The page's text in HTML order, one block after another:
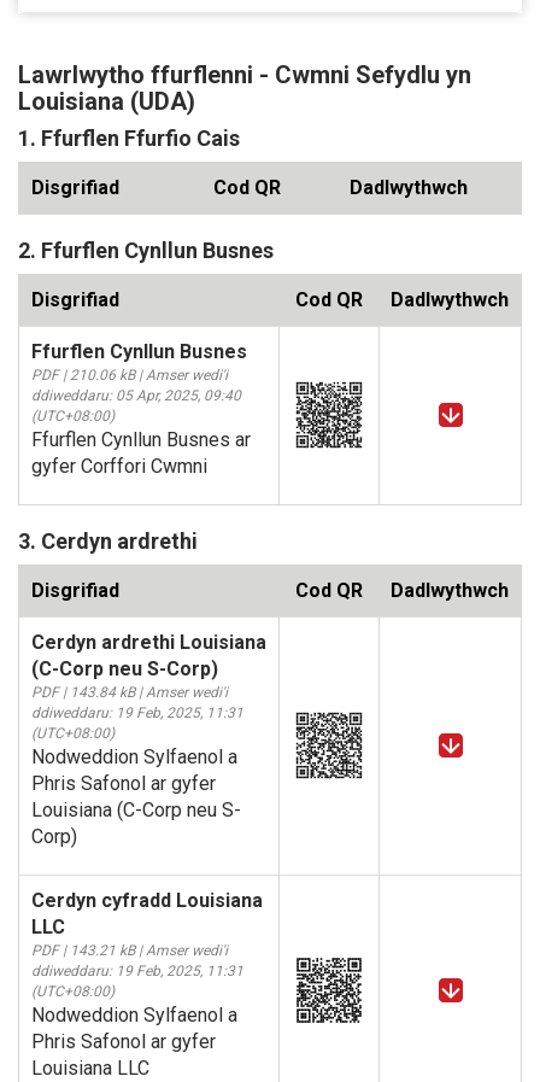
Lawrlwytho ffurflenni - Cwmni Sefydlu yn
Louisiana (UDA)
1. Ffurflen Ffurfio Cais
Disgrifiad Cod QR Dadlwythwch
2. Ffurflen Cynllun Busnes
Disgrifiad Cod QR Dadlwythwch
Ffurflen Cynllun Busnes
PDF | 210.06 kB | Amser wedi'i
ddiweddaru: 05 Apr, 2025, 09:40
(UTC+08:00)
Ffurflen Cynllun Busnes ar
gyfer Corffori Cwmni
3. Cerdyn ardrethi
Disgrifiad Cod QR Dadlwythwch
Cerdyn ardrethi Louisiana
(C-Corp neu S-Corp)
PDF | 143.84 kB | Amser wedi'i
ddiweddaru: 19 Feb, 2025, 11:31
(UTC+08:00)
Nodweddion Sylfaenol a
Phris Safonol ar gyfer
Louisiana (C-Corp neu S-
Corp)
Cerdyn cyfradd Louisiana
LLC
PDF | 143.21 kB | Amser wedi'i
ddiweddaru: 19 Feb, 2025, 11:31
(UTC+08:00)
Nodweddion Sylfaenol a
Phris Safonol ar gyfer
Louisiana LLC